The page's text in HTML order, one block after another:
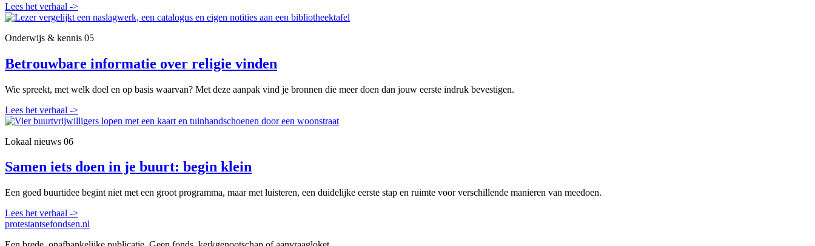
Lees het verhaal ->
Onderwijs & kennis 05
Betrouwbare informatie over religie vinden
Wie spreekt, met welk doel en op basis waarvan? Met deze aanpak vind je bronnen die meer doen dan jouw eerste indruk bevestigen.
Lees het verhaal ->
Lokaal nieuws 06
Samen iets doen in je buurt: begin klein
Een goed buurtidee begint niet met een groot programma, maar met luisteren, een duidelijke eerste stap en ruimte voor verschillende manieren van meedoen.
Lees het verhaal ->
protestantsefondsen.nl